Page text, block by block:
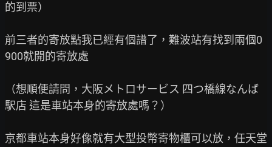
的到票）
前三者的寄放點我已經有個譜了，難波站有找到兩個0
900就開的寄放處
（想順便請問，大阪メトロサービス 四つ橋線なんば
駅店 這是車站本身的寄放處嗎？）
京都車站本身好像就有大型投幣寄物櫃可以放，任天堂